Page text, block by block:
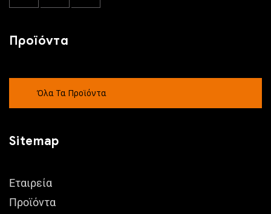
Προϊόντα
Όλα Τα Προϊόντα
Sitemap
Εταιρεία
Προϊόντα